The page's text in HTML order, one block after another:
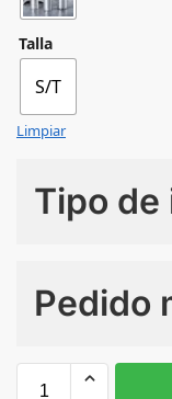
Talla
S/T
Limpiar
Tipo de
Pedido